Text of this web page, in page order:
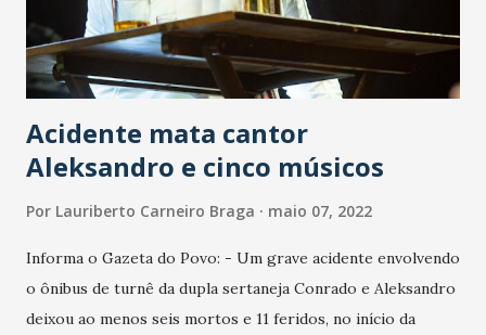
previsto de amamentação", ressalta. A magistrada atua na
Vara Criminal de Tauá como juíza auxiliar e está residindo
temporariamente em Fort...
Acidente mata cantor
Aleksandro e cinco músicos
Por Lauriberto Carneiro Braga maio 07, 2022
Informa o Gazeta do Povo: - Um grave acidente envolvendo
o ônibus de turnê da dupla sertaneja Conrado e Aleksandro
deixou ao menos seis mortos e 11 feridos, no início da